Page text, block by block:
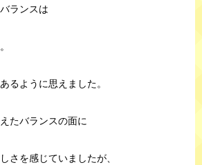
ランスは
るように思えました。
たバランスの面に
さを感じていましたが、